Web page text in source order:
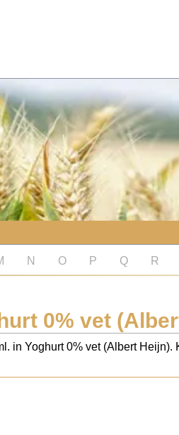
N O P Q R
0% vet
in Yoghurt 0% vet (Albert